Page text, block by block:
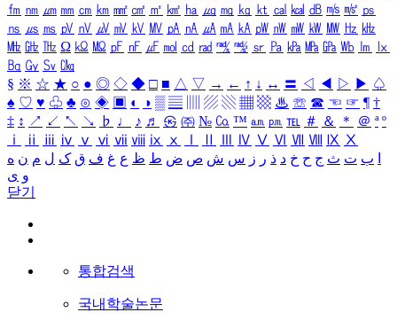
㎙ ㎚ ㎛ ㎜ ㎝ ㎞ ㎟ ㎠ ㎡ ㎢ ㏊ ㎍ ㎎ ㎏ ㏏ ㎈ ㎉ ㏈ ㎧ ㎨ ㎰
㎱ ㎲ ㎳ ㎴ ㎵ ㎶ ㎷ ㎸ ㎹ ㎀ ㎁ ㎂ ㎃ ㎄ ㎺ ㎻ ㎽ ㎾ ㎿ ㎐ ㎑
㎒ ㎓ ㎔ Ω ㏀ ㏁ ㎊ ㎋ ㎌ ㏖ ㏅ ㎭ ㎮ ㎯ ㏛ ㎩ ㎪ ㎫ ㎬ ㏝ ㏐
㏓
㏃ ㏉ ㏜ ㏆
§ ※ ☆ ★ ○ ● ◎ ◇ ◆ □ ■ △ ▽ → ← ↑ ↓ ↔ 〓 ◁ ◀ ▷ ▶ ♤
♠ ♡ ♥ ♧ ♣ ⊙ ◈ ▣ ◐ ◑ ▒ ▤ ▨ ▧ ▦ ▩ ♨ ☏ ☎ ☜ ☞ ¶ †
‡ ↕ ↗ ↙ ↖ ↘ ♭ ♩ ♪ ♬ ㉿ ㈜ № ㏇ ™ ㏂ ㏘ ℡ ＃ ＆ ＊ ＠ ª º
ⅰ
ⅱ ⅲ ⅳ ⅴ ⅵ ⅶ ⅷ ⅸ ⅹ Ⅳ Ⅴ Ⅵ Ⅶ Ⅷ Ⅸ Ⅹ
ب ت ث ج ح خ د ذ ر ز س ش ص ض ط ظ ع غ ف ق ک ل م ن ه
و ی
닫기
통합검색
국내학술논문